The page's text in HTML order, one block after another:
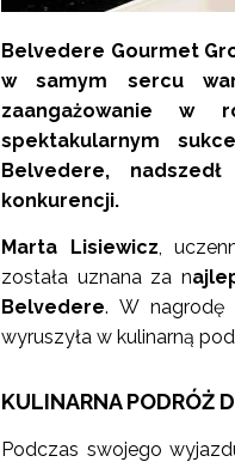
Belvedere Gourmet
w samym sercu
zaangażowanie w
spektakularnym
Belvedere,
konkurencji.
Marta Lisiewicz ,
została uznana za n
Belvedere. W nagrodę
wyruszyła w kulinarną
KULINARNA PODRÓŻ
Podczas swojego